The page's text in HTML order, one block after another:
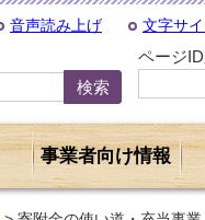
音声読み上げ 文字サ
ページ
事業者向け情報